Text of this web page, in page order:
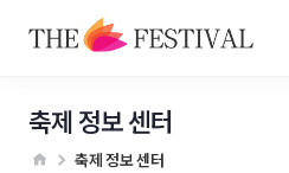
축제 정보 센터
축제 정보 센터